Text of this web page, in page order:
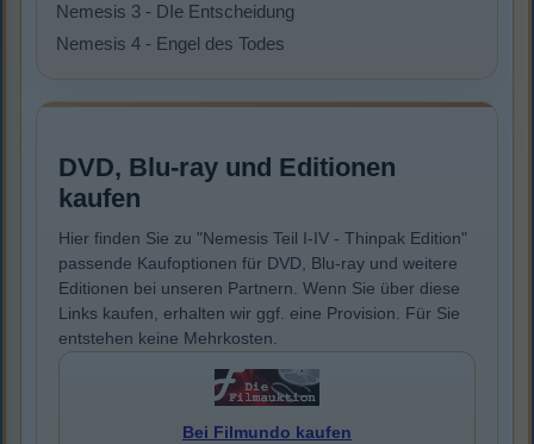
Nemesis 3 - DIe Entscheidung
Nemesis 4 - Engel des Todes
DVD, Blu-ray und Editionen
kaufen
Hier finden Sie zu "Nemesis Teil I-IV - Thinpak Edition"
passende Kaufoptionen für DVD, Blu-ray und weitere
Editionen bei unseren Partnern. Wenn Sie über diese
Links kaufen, erhalten wir ggf. eine Provision. Für Sie
entstehen keine Mehrkosten.
Bei Filmundo kaufen